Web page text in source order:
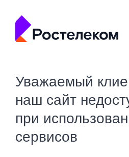
Уважаемый
наш сайт
при
сервисов